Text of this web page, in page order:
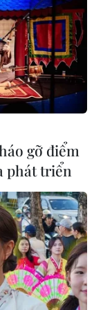
hiếm
gỡ điểm
phát triển